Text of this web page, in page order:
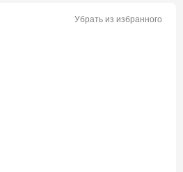
Убрать из избранного